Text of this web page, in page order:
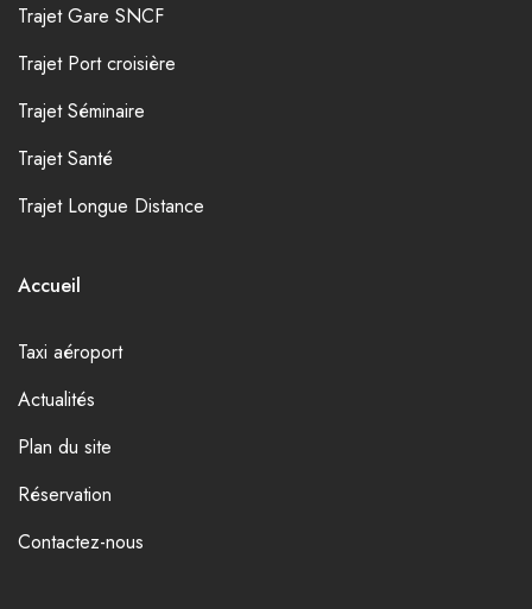
Trajet Gare SNCF
Trajet Port croisière
Trajet Séminaire
Trajet Santé
Trajet Longue Distance
Accueil
Taxi aéroport
Actualités
Plan du site
Réservation
Contactez-nous